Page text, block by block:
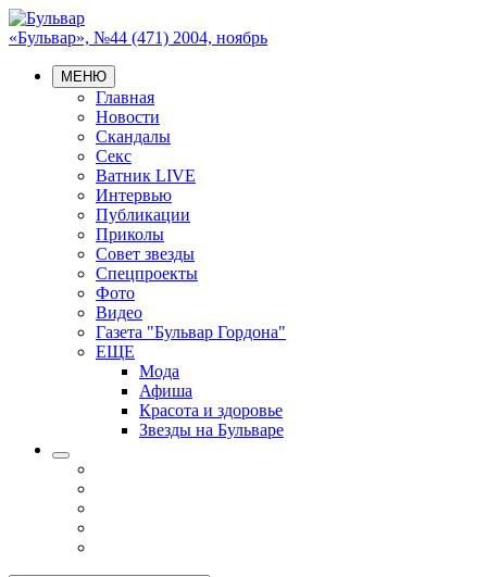
«Бульвар», №44 (471) 2004, ноябрь
МЕНЮ
Главная
Новости
Скандалы
Секс
Ватник LIVE
Интервью
Публикации
Приколы
Совет звезды
Спецпроекты
Фото
Видео
Газета "Бульвар Гордона"
ЕЩЕ
Мода
Афиша
Красота и здоровье
Звезды на Бульваре